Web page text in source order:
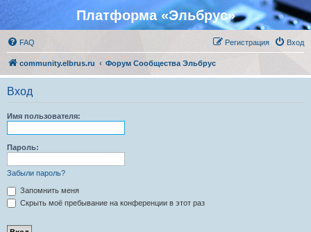
Платформа «Эльбрус»
FAQ Вход
Регистрация
community.elbrus.ru Форум Сообщества Эльбрус
Вход
Имя пользователя:
Пароль:
Забыли пароль?
Запомнить меня
Скрыть моё пребывание на конференции в этот раз